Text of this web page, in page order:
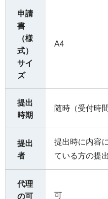
申請
書
（様
式）
サイ
ズ
A4
提出
時期
随時（受付時
提出
者
提出時に内容
ている方の提
代理
の可
可